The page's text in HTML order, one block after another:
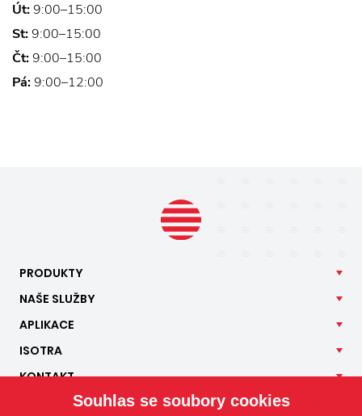
Út: 9:00–15:00
St: 9:00–15:00
Čt: 9:00–15:00
Pá: 9:00–12:00
PRODUKTY
NAŠE SLUŽBY
APLIKACE
ISOTRA
KONTAKT
Souhlas se soubory cookies